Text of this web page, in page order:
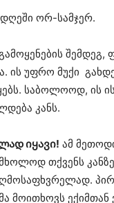
ორ-სამჯერ.
შემდეგ,
ის უფრო მუქი
საბოლოოდ, ის
კანს.
იყავი! ამ
თქვენს
მოითხოვს ექიმთან